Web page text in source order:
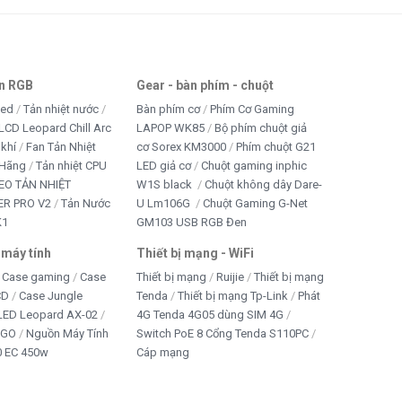
RGB
Tản nhiệt nước
Leopard Chill Arc
Fan Tản Nhiệt
Tản nhiệt CPU
TẢN NHIỆT
PRO V2
Tản Nước
tính
Case gaming
Case
Case Jungle
Leopard AX-02
Nguồn Máy Tính
EC 450w
Gear - bàn phím - chuột
Bàn phím cơ
Phím Cơ Gaming
LAPOP WK85
Bộ phím chuột giả
cơ Sorex KM3000
Phím chuột G21
LED giả cơ
Chuột gaming inphic
W1S black
Chuột không dây Dare-
U Lm106G
Chuột Gaming G-Net
GM103 USB RGB Đen
Thiết bị mạng - WiFi
Thiết bị mạng Ruijie
Thiết bị mạng
Tenda
Thiết bị mạng Tp-Link
Phát
4G Tenda 4G05 dùng SIM 4G
Switch PoE 8 Cổng Tenda S110PC
Cáp mạng